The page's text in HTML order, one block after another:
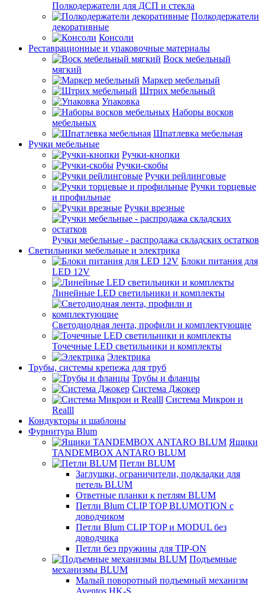
Полкодержатели для ДСП и стекла
Полкодержатели
декоративные
Консоли
Реставрационные и упаковочные материалы
Воск мебельный
мягкий
Маркер мебельный
Штрих мебельный
Упаковка
Наборы восков
мебельных
Шпатлевка мебельная
Ручки мебельные
Ручки-кнопки
Ручки-скобы
Ручки рейлинговые
Ручки торцевые
и профильные
Ручки врезные
Ручки мебельные - распродажа складских остатков
Светильники мебельные и электрика
Блоки питания для
LED 12V
Линейные LED светильники и комплекты
Светодиодная лента, профили и комплектующие
Точечные LED светильники и комплекты
Электрика
Трубы, системы крепежа для труб
Трубы и фланцы
Система Джокер
Система Микрон и
Realll
Кондукторы и шаблоны
Фурнитура Blum
Ящики
TANDEMBOX ANTARO BLUM
Петли BLUM
Заглушки, ограничители, подкладки для
петель BLUM
Ответные планки к петлям BLUM
Петли Blum CLIP TOP BLUMOTION с
доводчиком
Петли Blum CLIP TOP и MODUL без
доводчика
Петли без пружины для TIP-ON
Подъемные
механизмы BLUM
Малый поворотный подъемный механизм
Aventos HK-S